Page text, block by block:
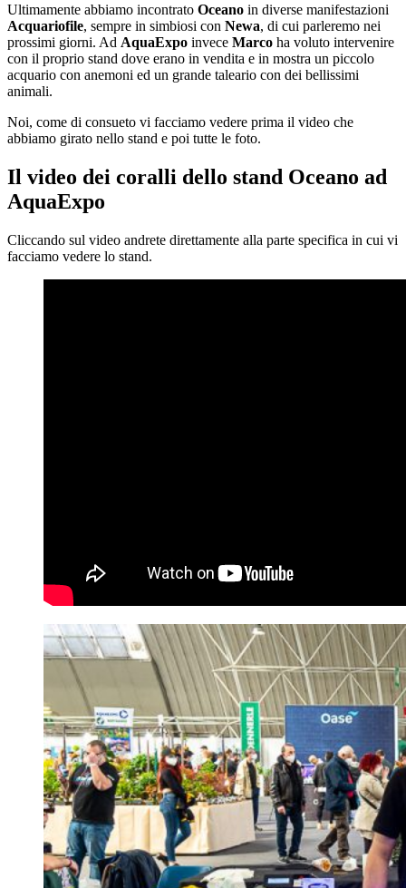
Ultimamente abbiamo incontrato Oceano in diverse manifestazioni
Acquariofile, sempre in simbiosi con Newa, di cui parleremo nei
prossimi giorni. Ad AquaExpo invece Marco ha voluto intervenire
con il proprio stand dove erano in vendita e in mostra un piccolo
acquario con anemoni ed un grande taleario con dei bellissimi
animali.
Noi, come di consueto vi facciamo vedere prima il video che
abbiamo girato nello stand e poi tutte le foto.
Il video dei coralli dello stand Oceano ad
AquaExpo
Cliccando sul video andrete direttamente alla parte specifica in cui vi
facciamo vedere lo stand.